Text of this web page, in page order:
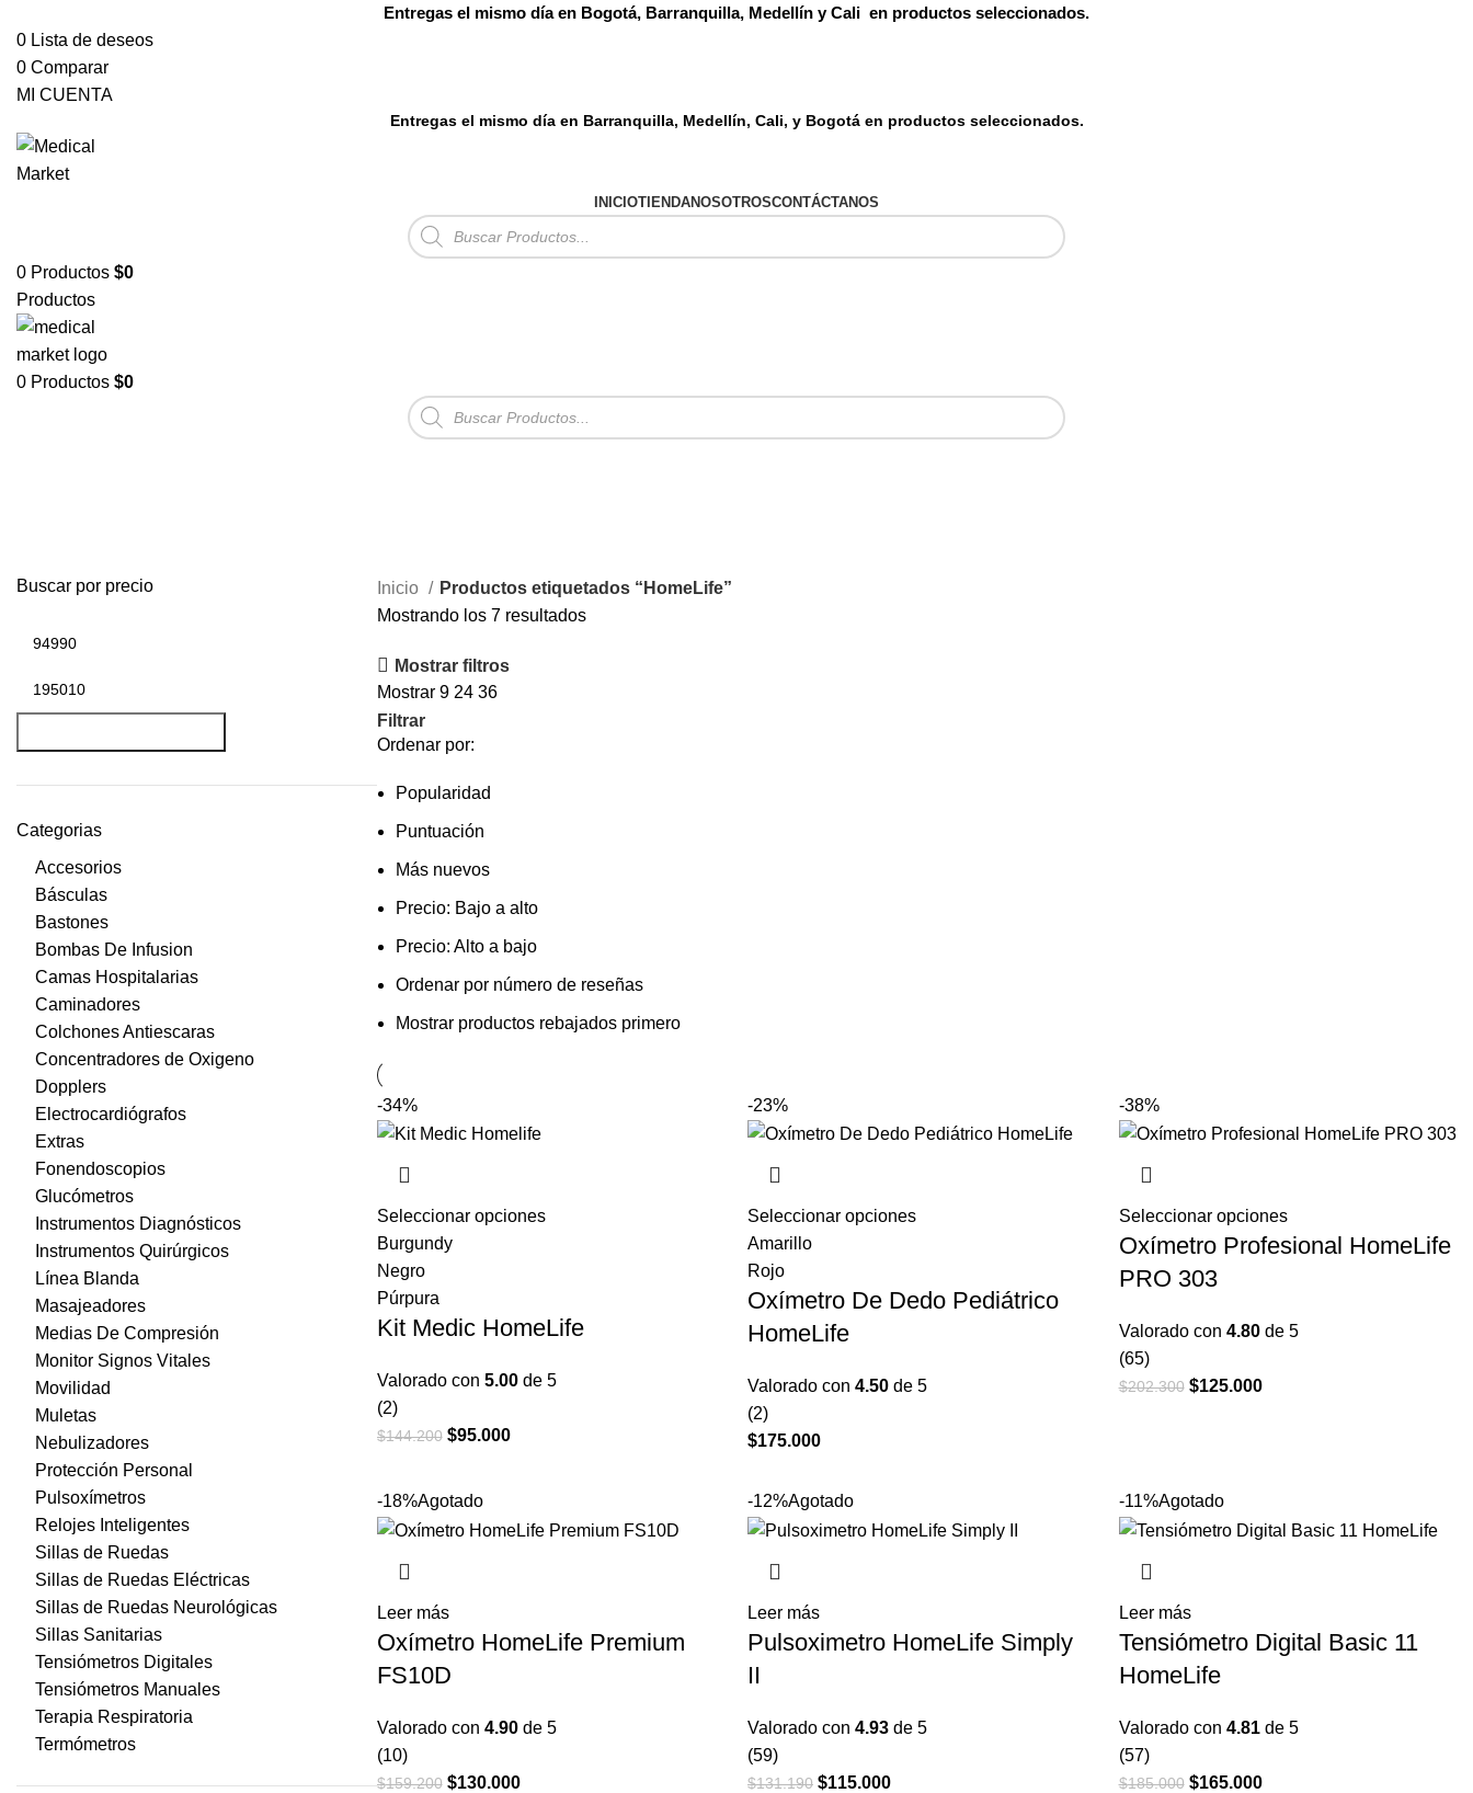
Entregas el mismo día en Bogotá, Barranquilla, Medellín y Cali en productos seleccionados.
0 Lista de deseos
0 Comparar
MI CUENTA
Entregas el mismo día en Barranquilla, Medellín, Cali, y Bogotá en productos seleccionados.
INICIOTIENDANOSOTROSCONTÁCTANOS
Búsqueda
de
productos
0 Productos $0
Productos
0 Productos $0
Búsqueda
de
productos
Buscar por precio
Precio
Precio
Categorias
Accesorios
Básculas
Bastones
Bombas De Infusion
Camas Hospitalarias
Caminadores
Colchones Antiescaras
Concentradores de Oxigeno
Dopplers
Electrocardiógrafos
Extras
Fonendoscopios
Glucómetros
Instrumentos Diagnósticos
Instrumentos Quirúrgicos
Línea Blanda
Masajeadores
Medias De Compresión
Monitor Signos Vitales
Movilidad
Muletas
Nebulizadores
Protección Personal
Pulsoxímetros
Relojes Inteligentes
Sillas de Ruedas
Sillas de Ruedas Eléctricas
Sillas de Ruedas Neurológicas
Sillas Sanitarias
Tensiómetros Digitales
Tensiómetros Manuales
Terapia Respiratoria
Termómetros
Inicio
Productos etiquetados “HomeLife”
Mostrando los 7 resultadosOrdenado
Mostrar filtros
Mostrar 9 24 36
Filtrar
Ordenar por:
Popularidad
Puntuación
Más nuevos
Precio: Bajo a alto
Precio: Alto a bajo
Ordenar por número de reseñas
Mostrar productos rebajados primero
-34%
Seleccionar opcionesEste
variantes.
opciones
Burgundy
Negro
Púrpura
Kit Medic HomeLife
Valorado con 5.00de 5
(2)
$144.200 El
original
$95.000El
-23%
Seleccionar opciones
múltiples
opciones
Amarillo
Rojo
Oxímetro De Dedo Pediátrico
HomeLife
Valorado con 4.50 de 5
(2)
$175.000
-38%
Seleccionar opcionesEste
producto
variantes.
Oxímetro Profesional HomeLife
PRO 303
Valorado con 4.80de 5
(65)
$202.300 El
$202.300.
$125.000El
-18%Agotado
Leer más
Oxímetro HomeLife Premium
FS10D
Valorado con 4.90de 5
(10)
$159.200 El
$130.000El
-12%Agotado
Leer más
Pulsoximetro HomeLife Simply
II
Valorado con 4.93 de 5
(59)
$131.190 El
$115.000
-11%Agotado
Leer más
Tensiómetro Digital Basic 11
HomeLife
Valorado con 4.81de 5
(57)
$185.000 El
$165.000El